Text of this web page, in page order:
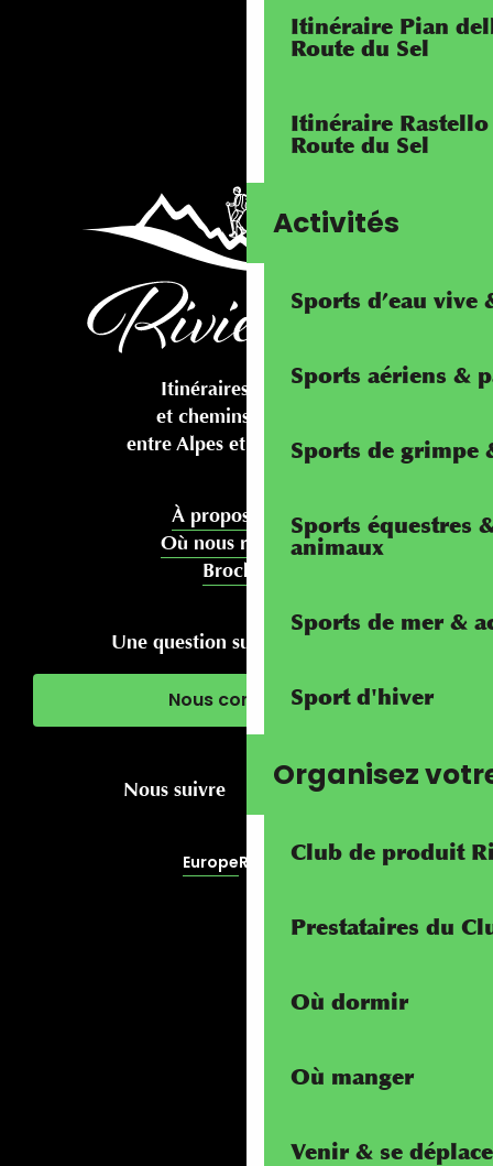
Itinéraire Pian
Route du Sel
Itinéraire
Route du Sel
Activités
Sports d’eau vive
Sports aériens &
Sports de grimpe
Sports équestres
animaux
Sports de mer &
Sport d'hiver
Organisez
Club de produit
Prestataires du
Où dormir
Où manger
Venir & se
Itinéraires cyclables
et chemins pédestres
entre Alpes et Méditerranée
À propos de nous
Où nous rencontrer
Brochures
Une question sur votre séjour ?
Nous contacter
Nous suivre
EuropeRivierALP